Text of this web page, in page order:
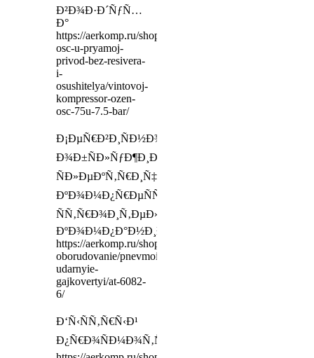
Ð²Ð¾Ð·Ð´ÑƒÑ…
Ð°
https://aerkomp.ru/shop/kompressoryi/vintovie/ozen/
osc-u-pryamoj-
privod-bez-resivera-
i-
osushitelya/vintovoj-
kompressor-ozen-
osc-75u-7.5-bar/
Ð¡ÐµÑ€Ð²Ð¸ÑÐ½Ð¾Ðµ
Ð¾Ð±ÑÐ»ÑƒÐ¶Ð¸Ð²Ð°Ð½Ð¸Ðµ
ÑÐ»ÐµÐºÑ‚Ñ€Ð¸Ñ‡ÐµÑÐºÐ¸Ñ…
ÐºÐ¾Ð¼Ð¿Ñ€ÐµÑÑÐ¾Ñ€Ð¾Ð²
ÑÑ‚Ñ€Ð¾Ð¸Ñ‚ÐµÐ»ÑŒÐ½Ð¾Ð¹
ÐºÐ¾Ð¼Ð¿Ð°Ð½Ð¸Ð¸
https://aerkomp.ru/shop/kompressornoe-
oborudovanie/pnevmoinstrument/tyazhelyie-
udarnyie-
gajkovertyi/at-6082-
6/
Ð‘Ñ‹ÑÑ‚Ñ€Ñ‹Ð¹
Ð¿Ñ€Ð¾ÑÐ¼Ð¾Ñ‚Ñ€